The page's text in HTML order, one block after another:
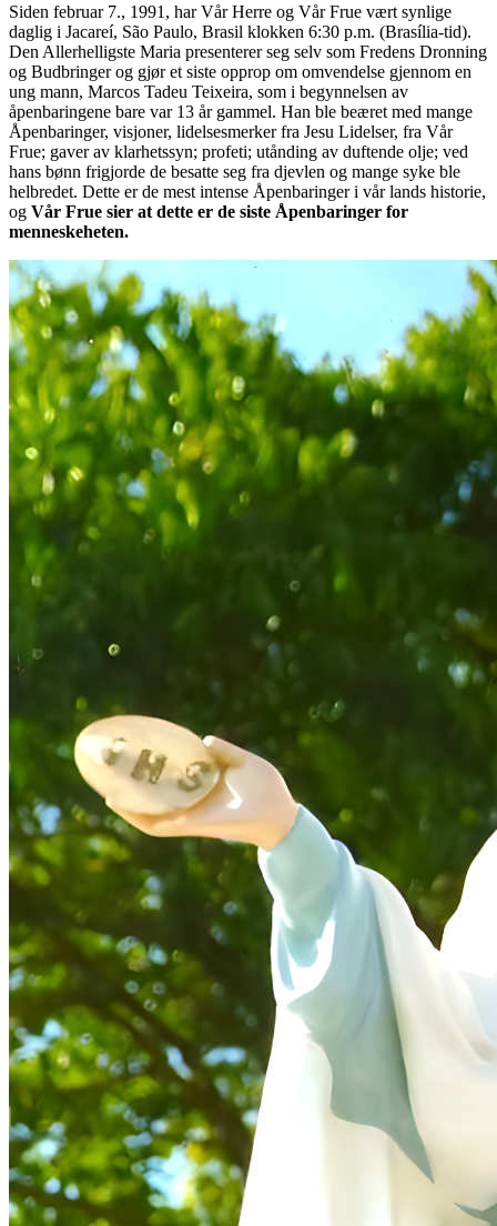
Siden februar 7., 1991, har Vår Herre og Vår Frue vært synlige
daglig i Jacareí, São Paulo, Brasil klokken 6:30 p.m. (Brasília-tid).
Den Allerhelligste Maria presenterer seg selv som Fredens Dronning
og Budbringer og gjør et siste opprop om omvendelse gjennom en
ung mann, Marcos Tadeu Teixeira, som i begynnelsen av
åpenbaringene bare var 13 år gammel. Han ble beæret med mange
Åpenbaringer, visjoner, lidelsesmerker fra Jesu Lidelser, fra Vår
Frue; gaver av klarhetssyn; profeti; utånding av duftende olje; ved
hans bønn frigjorde de besatte seg fra djevlen og mange syke ble
helbredet. Dette er de mest intense Åpenbaringer i vår lands historie,
og Vår Frue sier at dette er de siste Åpenbaringer for
menneskeheten.